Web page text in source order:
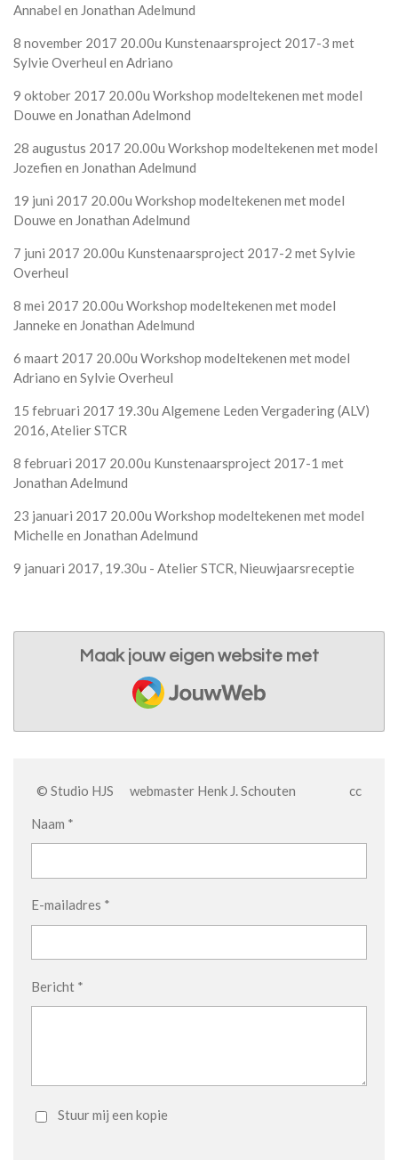
Annabel en Jonathan Adelmund
8 november 2017 20.00u Kunstenaarsproject 2017-3 met
Sylvie Overheul en Adriano
9 oktober 2017 20.00u Workshop modeltekenen met model
Douwe en Jonathan Adelmond
28 augustus 2017 20.00u Workshop modeltekenen met model
Jozefien en Jonathan Adelmund
19 juni 2017 20.00u Workshop modeltekenen met model
Douwe en Jonathan Adelmund
7 juni 2017 20.00u Kunstenaarsproject 2017-2 met Sylvie
Overheul
8 mei 2017 20.00u Workshop modeltekenen met model
Janneke en Jonathan Adelmund
6 maart 2017 20.00u Workshop modeltekenen met model
Adriano en Sylvie Overheul
15 februari 2017 19.30u Algemene Leden Vergadering (ALV)
2016, Atelier STCR
8 februari 2017 20.00u Kunstenaarsproject 2017-1 met
Jonathan Adelmund
23 januari 2017 20.00u Workshop modeltekenen met model
Michelle en Jonathan Adelmund
9 januari 2017, 19.30u - Atelier STCR, Nieuwjaarsreceptie
Maak jouw eigen website met
JouwWeb
© Studio HJS webmaster Henk J. Schouten cc
Naam *
E-mailadres *
Bericht *
Stuur mij een kopie